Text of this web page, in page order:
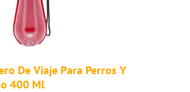
De Viaje Para Perros Y
400 Ml